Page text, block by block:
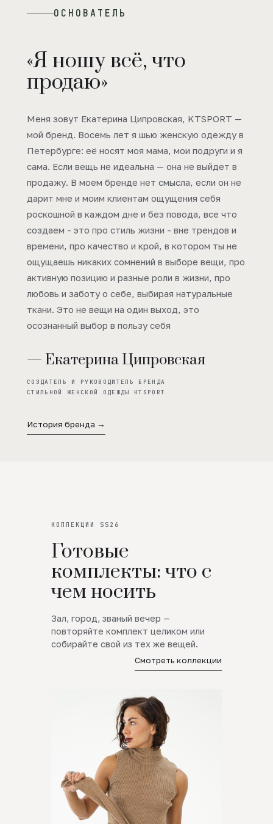
ОСНОВАТЕЛЬ
«Я ношу всё, что
продаю»
Меня зовут Екатерина Ципровская, KTSPORT —
мой бренд. Восемь лет я шью женскую одежду в
Петербурге: её носят моя мама, мои подруги и я
сама. Если вещь не идеальна — она не выйдет в
продажу. В моем бренде нет смысла, если он не
дарит мне и моим клиентам ощущения себя
роскошной в каждом дне и без повода, все что
создаем - это про стиль жизни - вне трендов и
времени, про качество и крой, в котором ты не
ощущаешь никаких сомнений в выборе вещи, про
активную позицию и разные роли в жизни, про
любовь и заботу о себе, выбирая натуральные
ткани. Это не вещи на один выход, это
осознанный выбор в пользу себя
— Екатерина Ципровская
СОЗДАТЕЛЬ И РУКОВОДИТЕЛЬ БРЕНДА
СТИЛЬНОЙ ЖЕНСКОЙ ОДЕЖДЫ KTSPORT
История бренда →
КОЛЛЕКЦИИ SS26
Готовые
комплекты: что с
чем носить
Зал, город, званый вечер —
повторяйте комплект целиком или
собирайте свой из тех же вещей.
Смотреть коллекции